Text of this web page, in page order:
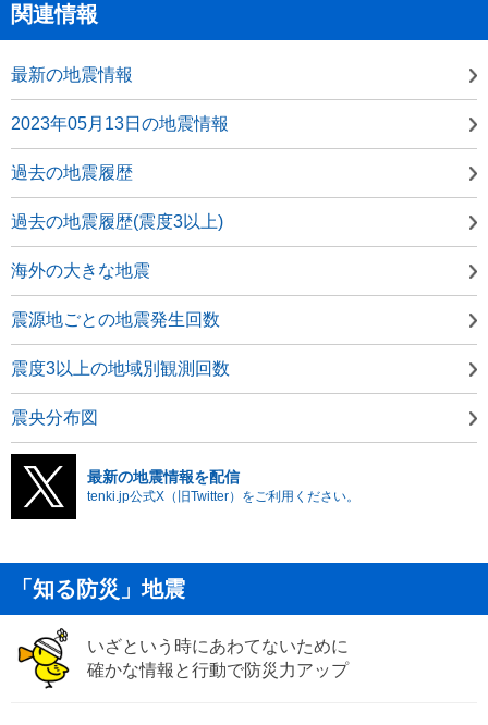
関連情報
最新の地震情報
2023年05月13日の地震情報
過去の地震履歴
過去の地震履歴(震度3以上)
海外の大きな地震
震源地ごとの地震発生回数
震度3以上の地域別観測回数
震央分布図
最新の地震情報を配信
tenki.jp公式X（旧Twitter）をご利用ください。
「知る防災」地震
いざという時にあわてないために
確かな情報と行動で防災力アップ